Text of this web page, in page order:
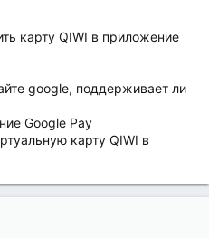
карту QIWI в приложение
google, поддерживает ли
Google Pay
карту QIWI в